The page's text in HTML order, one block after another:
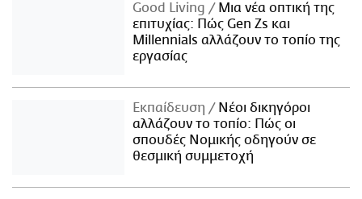
Good Living
Μια νέα οπτική της
επιτυχίας: Πώς Gen Zs και
Millennials αλλάζουν το τοπίο της
εργασίας
Εκπαίδευση
Νέοι δικηγόροι
αλλάζουν το τοπίο: Πώς οι
σπουδές Νομικής οδηγούν σε
θεσμική συμμετοχή